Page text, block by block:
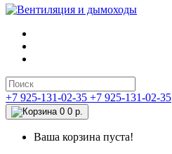
+7 925-131-02-35 +7 925-131-02-35
0 0 р.
Ваша корзина пуста!